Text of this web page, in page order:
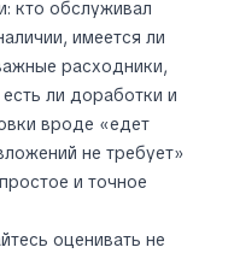
кто обслуживал
имеется ли
расходники,
ли доработки и
вроде «едет
не требует»
и точное
оценивать не